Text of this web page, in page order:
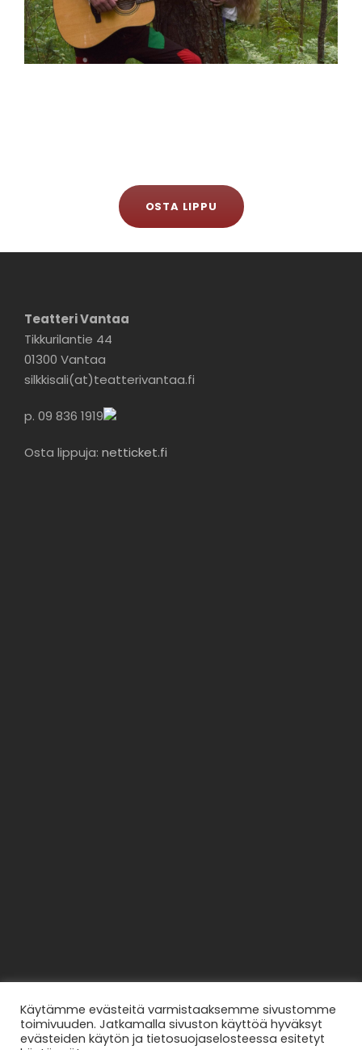
OSTA LIPPU
Teatteri Vantaa
Tikkurilantie 44
01300 Vantaa
silkkisali(at)teatterivantaa.fi
p. 09 836 1919
Osta lippuja: netticket.fi
Käytämme evästeitä varmistaaksemme sivustomme
toimivuuden. Jatkamalla sivuston käyttöä hyväksyt
evästeiden käytön ja tietosuojaselosteessa esitetyt